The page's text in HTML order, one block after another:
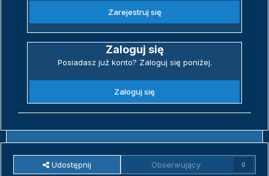
Zarejestruj się
Zaloguj się
Posiadasz już konto? Zaloguj się poniżej.
Zaloguj się
Udostępnij Obserwujący 0